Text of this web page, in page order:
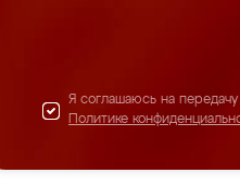
Я соглашаюсь на
Политике